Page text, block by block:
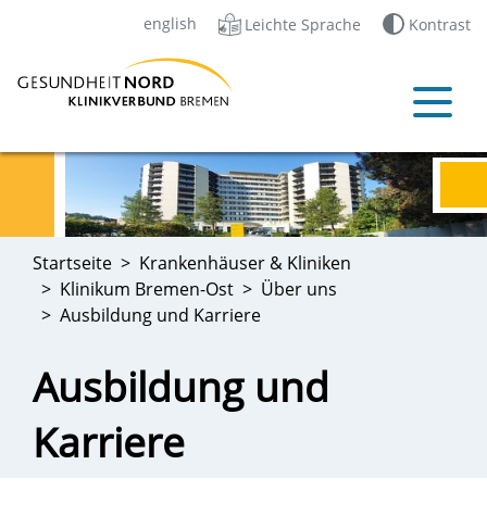
english Leichte Sprache Kontrast
Startseite
Krankenhäuser & Kliniken
Klinikum Bremen-Ost
Über uns
Ausbildung und Karriere
Ausbildung und
Karriere